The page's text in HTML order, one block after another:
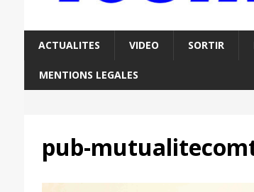
ACTUALITES VIDEO SORTIR
MENTIONS LEGALES
pub-